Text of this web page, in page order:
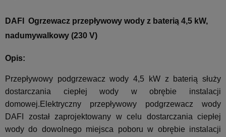
DAFI Ogrzewacz przepływowy wody z baterią 4,5 kW,
nadumywalkowy (230 V)
Opis:
Przepływowy podgrzewacz wody 4,5 kW z baterią służy
dostarczania ciepłej wody w obrębie instalacji
domowej.Elektryczny przepływowy podgrzewacz wody
DAFI został zaprojektowany w celu dostarczania ciepłej
wody do dowolnego miejsca poboru w obrębie instalacji